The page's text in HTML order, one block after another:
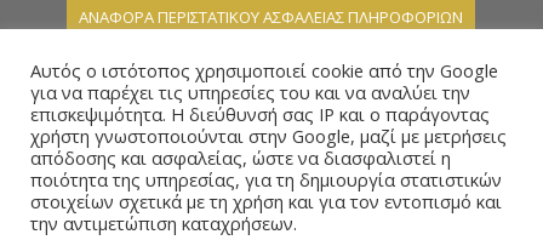
ΑΝΑΦΟΡΑ ΠΕΡΙΣΤΑΤΙΚΟΥ ΑΣΦΑΛΕΙΑΣ ΠΛΗΡΟΦΟΡΙΩΝ
ΚΑΤΑΓΓΕΛΙΑ ΠΑΡΑΝΟΜΗΣ ΣΤΟΙΧΗΜΑΤΙΚΗΣ
ΔΡΑΣΤΗΡΙΟΤΗΤΑΣ
ΗΛΕΚΤΡΟΝΙΚΗ ΦΟΡΜΑ ΥΠΟΒΟΛΗΣ ΑΝΑΦΟΡΑΣ –
WHISTLEBLOWING
Αυτός ο ιστότοπος χρησιμοποιεί cookie από την Google
για να παρέχει τις υπηρεσίες του και να αναλύει την
επισκεψιμότητα. Η διεύθυνσή σας IP και ο παράγοντας
χρήστη γνωστοποιούνται στην Google, μαζί με μετρήσεις
απόδοσης και ασφαλείας, ώστε να διασφαλιστεί η
ποιότητα της υπηρεσίας, για τη δημιουργία στατιστικών
στοιχείων σχετικά με τη χρήση και για τον εντοπισμό και
την αντιμετώπιση καταχρήσεων.